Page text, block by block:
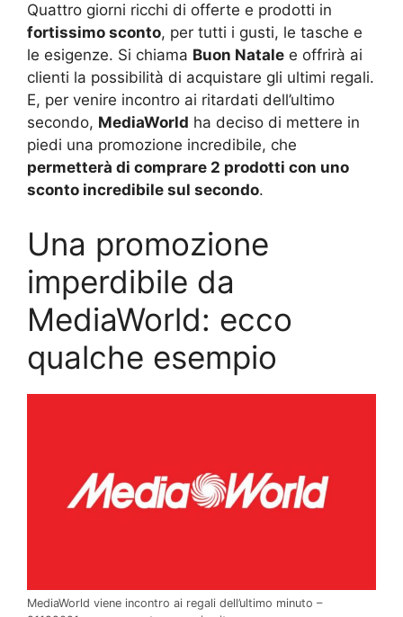
Quattro giorni ricchi di offerte e prodotti in
fortissimo sconto, per tutti i gusti, le tasche e
le esigenze. Si chiama Buon Natale e offrirà ai
clienti la possibilità di acquistare gli ultimi regali.
E, per venire incontro ai ritardati dell’ultimo
secondo, MediaWorld ha deciso di mettere in
piedi una promozione incredibile, che
permetterà di comprare 2 prodotti con uno
sconto incredibile sul secondo.
Una promozione
imperdibile da
MediaWorld: ecco
qualche esempio
MediaWorld viene incontro ai regali dell’ultimo minuto –